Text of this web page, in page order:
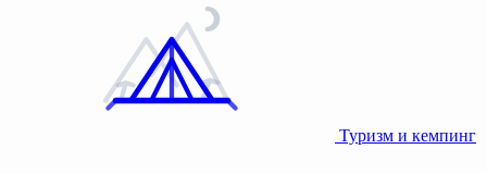
Туризм и кемпинг